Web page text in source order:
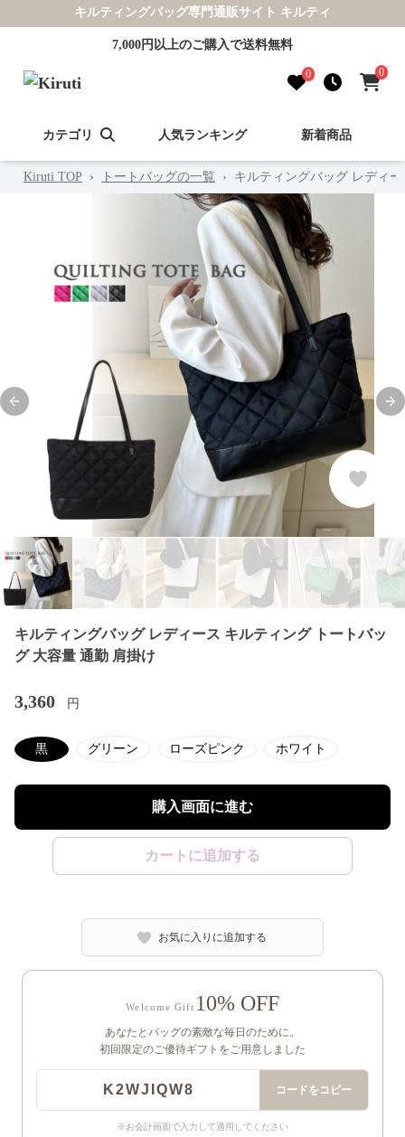
キルティングバッグ専門通販サイト キルティ
7,000円以上のご購入で送料無料
0 0
カテゴリ 人気ランキング 新着商品
Kiruti TOP › トートバッグの一覧 › キルティングバッグ レディ
Previous slide
キルティングバッグ レディース キルティング トートバッ
グ 大容量 通勤 肩掛け
3,360 円
黒 グリーン ローズピンク ホワイト
購入画面に進む
カートに追加する
お気に入りに追加する
Welcome Gift 10% OFF
あなたとバッグの素敵な毎日のために。
初回限定のご優待ギフトをご用意しました
K2WJIQW8 コードをコピー
※お会計画面で入力して適用してください